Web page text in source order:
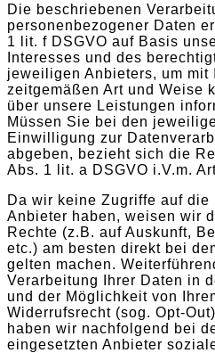
Die beschriebenen
personenbezogener Daten
1 lit. f DSGVO auf Basis
Interesses und des
jeweiligen Anbieters, um mit
zeitgemäßen Art und Weise
über unsere Leistungen
Müssen Sie bei den
Einwilligung zur
abgeben, bezieht sich die
Abs. 1 lit. a DSGVO i.V.m.
Da wir keine Zugriffe auf die
Anbieter haben, weisen wir
Rechte (z.B. auf Auskunft,
etc.) am besten direkt bei
gelten machen.
Verarbeitung Ihrer Daten in
und der Möglichkeit von
Widerrufsrecht (sog. Opt-
haben wir nachfolgend bei
eingesetzten Anbieter